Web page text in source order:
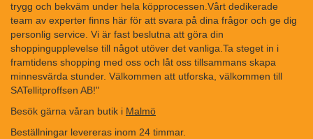
trygg och bekväm under hela köpprocessen.Vårt dedikerade
team av experter finns här för att svara på dina frågor och ge dig
personlig service. Vi är fast beslutna att göra din
shoppingupplevelse till något utöver det vanliga.Ta steget in i
framtidens shopping med oss och låt oss tillsammans skapa
minnesvärda stunder. Välkommen att utforska, välkommen till
SATellitproffsen AB!"
Besök gärna våran butik i Malmö
Beställningar levereras inom 24 timmar.